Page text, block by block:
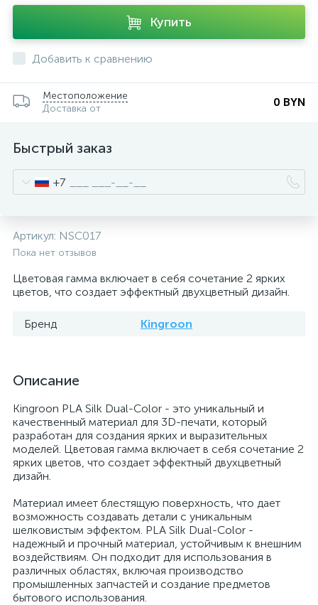
Купить
Добавить к сравнению
Местоположение
Доставка от
0 BYN
Быстрый заказ
+7
Артикул: NSC017
Пока нет отзывов
Цветовая гамма включает в себя сочетание 2 ярких
цветов, что создает эффектный двухцветный дизайн.
Бренд Kingroon
Описание
Kingroon PLA Silk Dual-Color - это уникальный и
качественный материал для 3D-печати, который
разработан для создания ярких и выразительных
моделей. Цветовая гамма включает в себя сочетание 2
ярких цветов, что создает эффектный двухцветный
дизайн.
Материал имеет блестящую поверхность, что дает
возможность создавать детали с уникальным
шелковистым эффектом. PLA Silk Dual-Color -
надежный и прочный материал, устойчивым к внешним
воздействиям. Он подходит для использования в
различных областях, включая производство
промышленных запчастей и создание предметов
бытового использования.